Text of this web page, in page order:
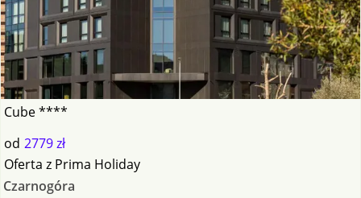
Cube ****
od 2779 zł
Oferta z Prima Holiday
Czarnogóra